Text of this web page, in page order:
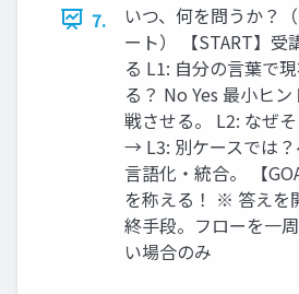
7.
いつ、何を問うか？
ート） 【START】受
る L1: 自分の言葉で
る？ No Yes 最小ヒ
戦させる。 L2: なぜ
→ L3: 別ケースでは
言語化・統合。 【
を称える！ ※ 答えを
終手段。フローを一
い場合のみ